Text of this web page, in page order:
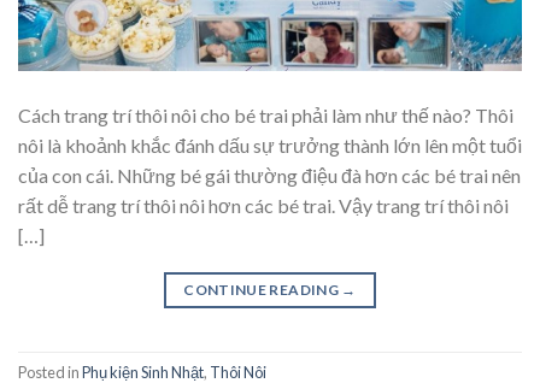
Cách trang trí thôi nôi cho bé trai phải làm như thế nào? Thôi
nôi là khoảnh khắc đánh dấu sự trưởng thành lớn lên một tuổi
của con cái. Những bé gái thường điệu đà hơn các bé trai nên
rất dễ trang trí thôi nôi hơn các bé trai. Vậy trang trí thôi nôi
[…]
CONTINUE READING →
Posted inPhụ kiện Sinh Nhật, Thôi Nôi